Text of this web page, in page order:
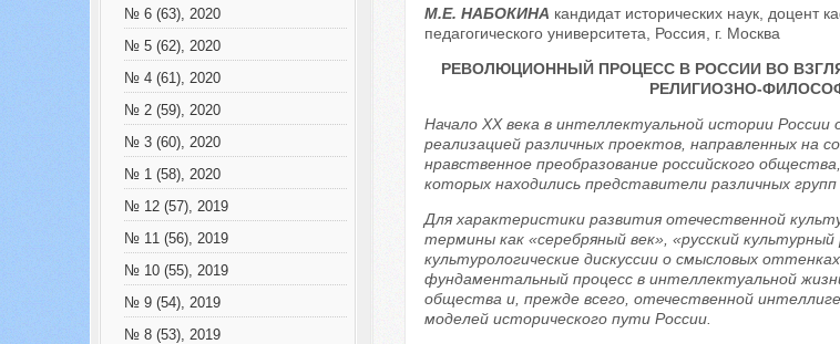
№ 6 (63), 2020
№ 5 (62), 2020
№ 4 (61), 2020
№ 2 (59), 2020
№ 3 (60), 2020
№ 1 (58), 2020
№ 12 (57), 2019
№ 11 (56), 2019
№ 10 (55), 2019
№ 9 (54), 2019
№ 8 (53), 2019
М.Е. НАБОКИНА кандидат исторических наук, доцент
педагогического университета, Россия, г. Москва
РЕВОЛЮЦИОННЫЙ ПРОЦЕСС В РОССИИ ВО
РЕЛИГИОЗНО-
Начало XX века в интеллектуальной истории
реализацией различных проектов, направленных на
нравственное преобразование российского
которых находились представители различных
Для характеристики развития отечественной
термины как «серебряный век», «русский
культурологические дискуссии о смысловых
фундаментальный процесс в интеллектуальной
общества и, прежде всего, отечественной
моделей исторического пути России.